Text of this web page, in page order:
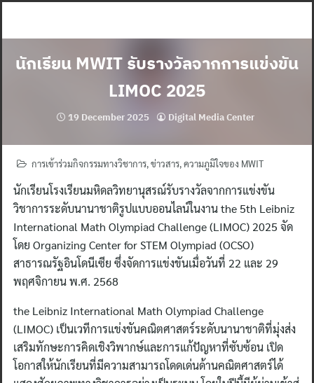
นักเรียน MWIT รับรางวัลจากการแข่งขัน
LIMOC 2025
19 December 2025 Digital Media Center
การเข้าร่วมกิจกรรมทางวิชาการ,ข่าวสาร,ความภูมิใจของ MWIT
นักเรียนโรงเรียนมหิดลวิทยานุสรณ์รับรางวัลจากการแข่งขัน
วิชาการระดับนานาชาติรูปแบบออนไลน์ในงาน the 5th Leibniz
International Math Olympiad Challenge (LIMOC) 2025 จัด
โดย Organizing Center for STEM Olympiad (OCSO)
สาธารณรัฐอินโดนีเซีย ซึ่งจัดการแข่งขันเมื่อวันที่ 22 และ 29
พฤศจิกายน พ.ศ. 2568
the Leibniz International Math Olympiad Challenge
(LIMOC) เป็นเวทีการแข่งขันคณิตศาสตร์ระดับนานาชาติที่มุ่งส่ง
เสริมทักษะการคิดเชิงวิพากษ์และการแก้ปัญหาที่ซับซ้อน เปิด
โอกาสให้นักเรียนที่มีความสามารถโดดเด่นด้านคณิตศาสตร์ได้